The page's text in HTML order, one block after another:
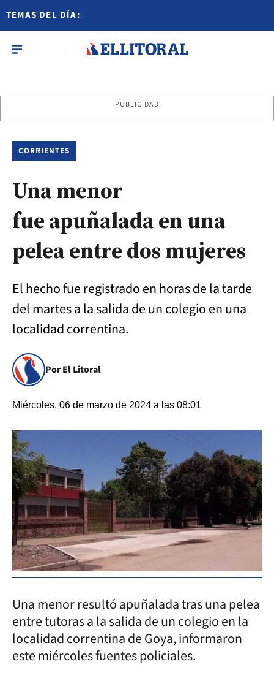
TEMAS DEL DÍA:
PUBLICIDAD
CORRIENTES
Una menor
fue apuñalada en una
pelea entre dos mujeres
El hecho fue registrado en horas de la tarde
del martes a la salida de un colegio en una
localidad correntina.
Por El Litoral
Miércoles, 06 de marzo de 2024 a las 08:01
Una menor resultó apuñalada tras una pelea
entre tutoras a la salida de un colegio en la
localidad correntina de Goya, informaron
este miércoles fuentes policiales.